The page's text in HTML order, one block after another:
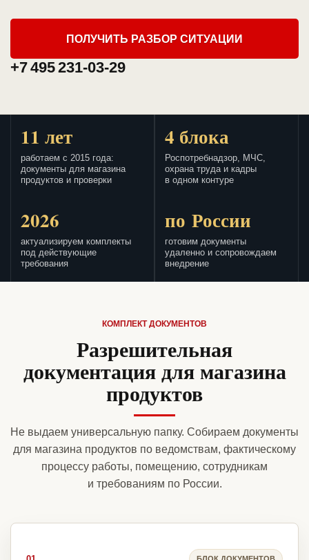
ПОЛУЧИТЬ РАЗБОР СИТУАЦИИ
+7 495 231-03-29
11 лет
работаем с 2015 года:
документы для магазина
продуктов и проверки
4 блока
Роспотребнадзор, МЧС,
охрана труда и кадры
в одном контуре
2026
актуализируем комплекты
под действующие
требования
по России
готовим документы
удаленно и сопровождаем
внедрение
КОМПЛЕКТ ДОКУМЕНТОВ
Разрешительная
документация для магазина
продуктов
Не выдаем универсальную папку. Собираем документы
для магазина продуктов по ведомствам, фактическому
процессу работы, помещению, сотрудникам
и требованиям по России.
БЛОК ДОКУМЕНТОВ